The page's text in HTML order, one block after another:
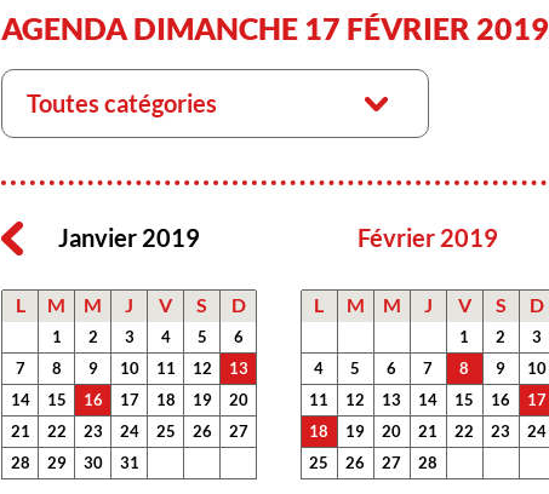
AGENDA DIMANCHE 17 FÉVRIER 2019
Toutes catégories
Janvier 2019
L M M J V S D
1 2 3 4 5
6
7
8 9 10 11 12
13
14
15 16 17 18 19
20
21
22 23 24 25 26
27
28
29 30 31
Février 2019
L M M J V S D
1 2
3
4
5 6 7 8 9
10
11
12 13 14 15 16
17
18
19 20 21 22 23
24
25
26 27 28